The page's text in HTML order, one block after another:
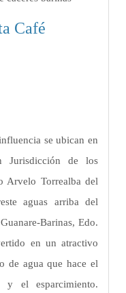
Café
se ubican en
Jurisdicción de los
Arvelo Torrealba del
aguas arriba del
Barinas, Edo.
en un atractivo
de agua que hace el
y el esparcimiento.